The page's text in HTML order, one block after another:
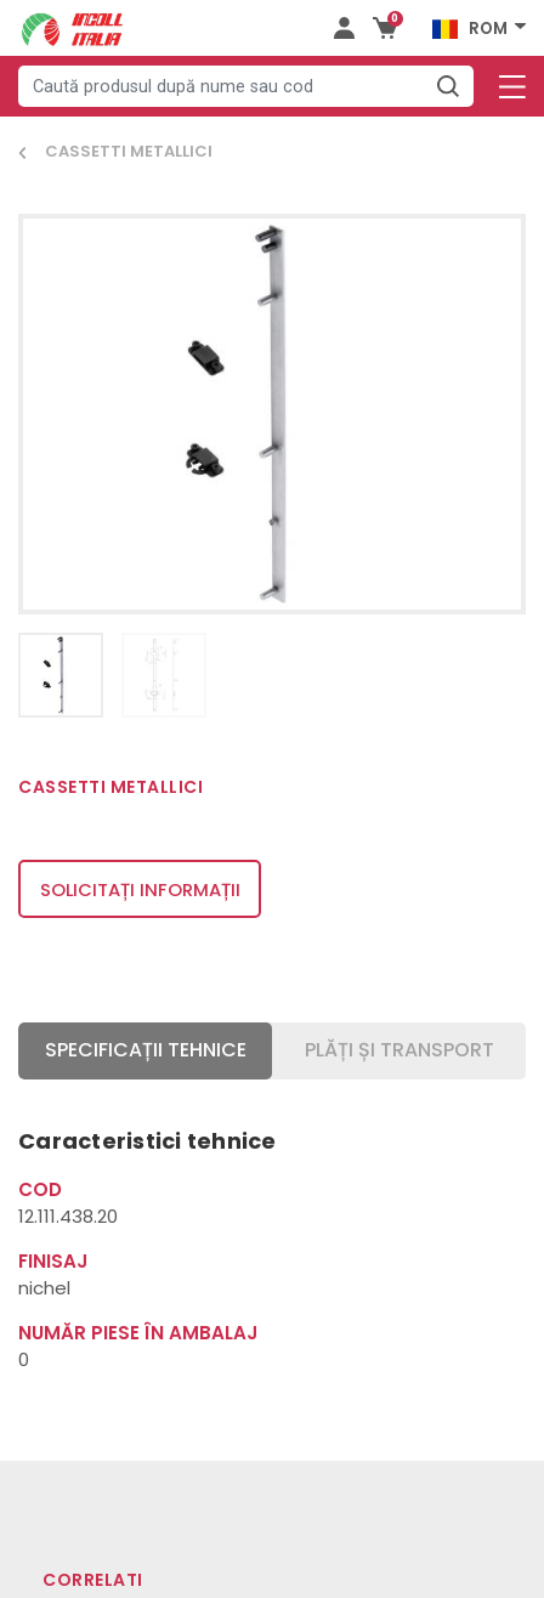
0 ROM
CASSETTI METALLICI
CASSETTI METALLICI
SOLICITAȚI INFORMAȚII
SPECIFICAȚII TEHNICE PLĂȚI ȘI TRANSPORT
Caracteristici tehnice
COD
12.111.438.20
FINISAJ
nichel
NUMĂR PIESE ÎN AMBALAJ
0
CORRELATI